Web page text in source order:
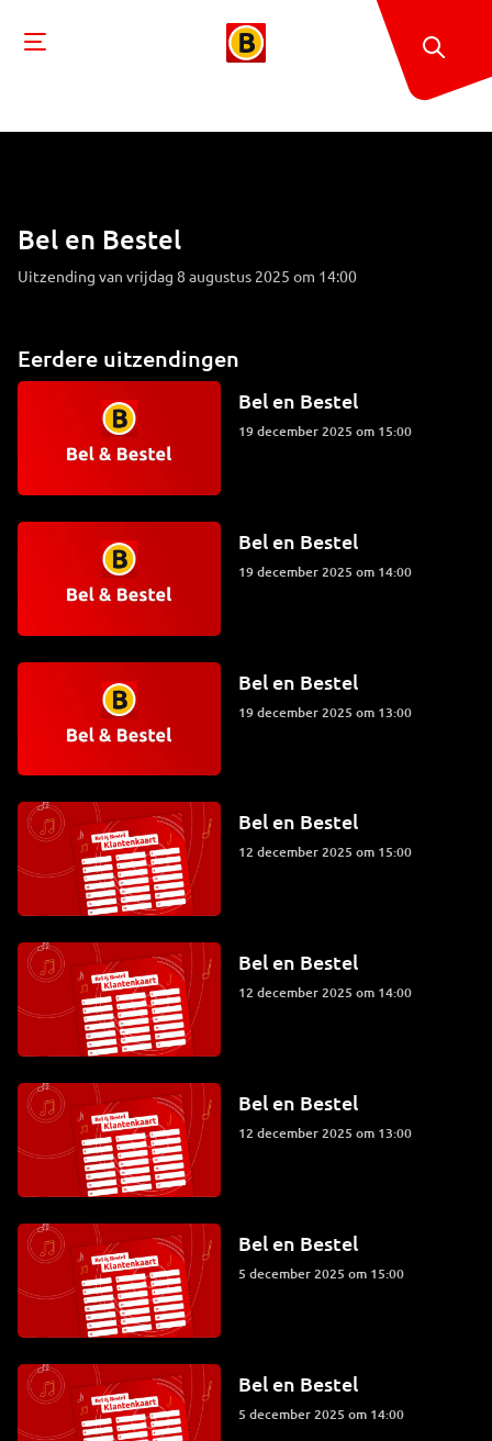
Bel en Bestel
Uitzending van vrijdag 8 augustus 2025 om 14:00
Eerdere uitzendingen
Bel en Bestel
19 december 2025 om 15:00
Bel en Bestel
19 december 2025 om 14:00
Bel en Bestel
19 december 2025 om 13:00
Bel en Bestel
12 december 2025 om 15:00
Bel en Bestel
12 december 2025 om 14:00
Bel en Bestel
12 december 2025 om 13:00
Bel en Bestel
5 december 2025 om 15:00
Bel en Bestel
5 december 2025 om 14:00